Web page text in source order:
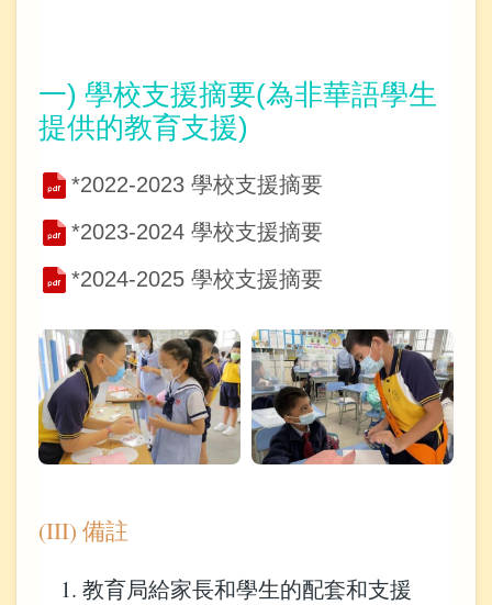
一) 學校支援摘要(為非華語學生
提供的教育支援)
*2022-2023 學校支援摘要
*2023-2024 學校支援摘要
*2024-2025 學校支援摘要
(III) 備註
教育局給家長和學生的配套和支援